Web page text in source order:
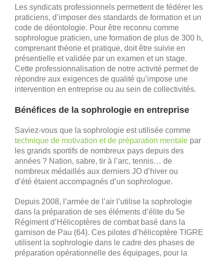
Les syndicats professionnels permettent de fédérer les
praticiens, d’imposer des standards de formation et un
code de déontologie. Pour être reconnu comme
sophrologue praticien, une formation de plus de 300 h,
comprenant théorie et pratique, doit être suivie en
présentielle et validée par un examen et un stage.
Cette professionnalisation de notre activité permet de
répondre aux exigences de qualité qu’impose une
intervention en entreprise ou au sein de collectivités.
Bénéfices de la sophrologie en entreprise
Saviez-vous que la sophrologie est utilisée comme
technique de motivation et de préparation mentalepar
les grands sportifs de nombreux pays depuis des
années ? Nation, sabre, tir à l’arc, tennis… de
nombreux médaillés aux derniers JO d’hiver ou
d’été étaient accompagnés d’un sophrologue.
Depuis 2008, l’armée de l’air l’utilise la sophrologie
dans la préparation de ses éléments d’élite du 5e
Régiment d’Hélicoptères de combat basé dans la
garnison de Pau (64). Ces pilotes d’hélicoptère TIGRE
utilisent la sophrologie dans le cadre des phases de
préparation opérationnelle des équipages, pour la